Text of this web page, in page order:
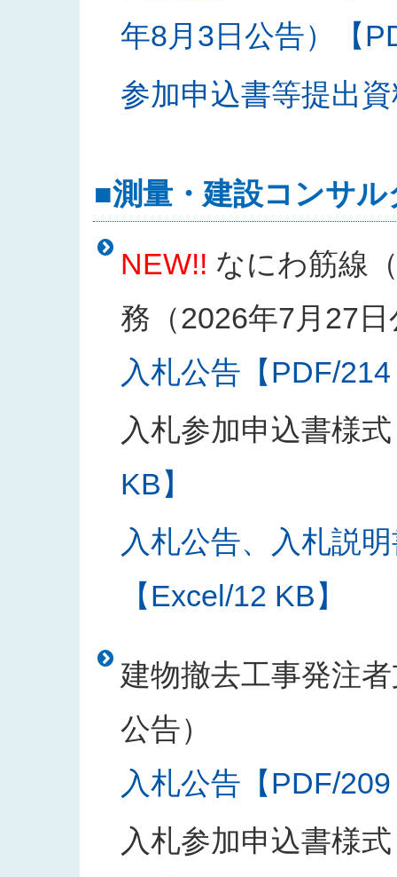
年8月3日公告）【
参加申込書等提出
■測量・建設コンサル
NEW!! なにわ筋線
務（2026年7月27日
入札公告【PDF/
入札参加申込書様式
KB】
入札公告、入札説
【Excel/12 KB】
建物撤去工事発注
公告）
入札公告【PDF/
入札参加申込書様式